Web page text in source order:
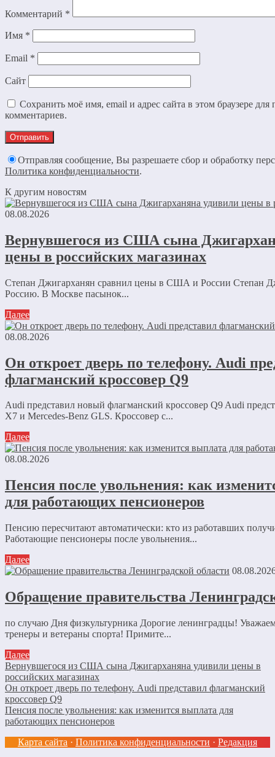
Комментарий *
Имя *
Email *
Сайт
Сохранить моё имя, email и адрес сайта в этом браузере
комментариев.
Отправляя сообщение, Вы разрешаете сбор и обработку
Политика конфиденциальности.
К другим новостям
08.08.2026
Вернувшегося из США сына
цены в российских магазинах
Степан Джигарханян сравнил цены в США и России Степан
Россию. В Москве пасынок...
Далее
08.08.2026
Он откроет дверь по телефону. Audi
флагманский кроссовер Q9
Audi представил новый флагманский кроссовер Q9 Audi
X7 и Mercedes-Benz GLS. Кроссовер с...
Далее
08.08.2026
Пенсия после увольнения: как
для работающих пенсионеров
Пенсию пересчитают автоматически: кто из работавших
Работающие пенсионеры после увольнения...
Далее
Обращение правительства
по случаю Дня физкультурника Дорогие ленинградцы!
тренеры и ветераны спорта! Примите...
Далее
Вернувшегося из США сына Джигарханяна удивили цены в
российских магазинах
Он откроет дверь по телефону. Audi представил флагманский
кроссовер Q9
Пенсия после увольнения: как изменится выплата для
работающих пенсионеров
Карта сайта · Политика конфиденциальности · Редакция